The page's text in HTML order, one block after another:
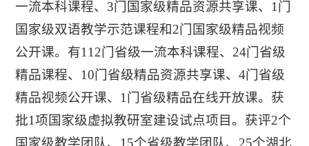
一流本科课程、3门国家级精品资源共享课、1门
国家级双语教学示范课程和2门国家级精品视频
公开课。有112门省级一流本科课程、24门省级
精品课程、10门省级精品资源共享课、4门省级
精品视频公开课、1门省级精品在线开放课。获
批1项国家级虚拟教研室建设试点项目。获评2个
国家级教学团队、15个省级教学团队、25个湖北